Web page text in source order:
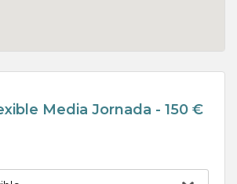
Media Jornada - 150 €